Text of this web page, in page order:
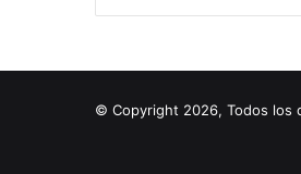
© Copyright 2026, Todos los